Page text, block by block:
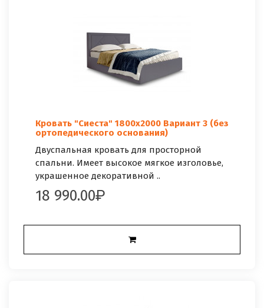
Кровать "Сиеста" 1800х2000 Вариант 3 (без
ортопедического основания)
Двуспальная кровать для просторной
спальни. Имеет высокое мягкое изголовье,
украшенное декоративной ..
18 990.00